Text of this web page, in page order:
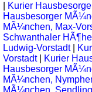
Kurier
Hausbesorger
MÃ¼nchen, Max-
Schwanthaler HÃ¶he
Ludwig-Vorstadt
Vorstadt
Kurier
Hausbesorger
MÃ¼nchen,
MÃ¼nchen, Sendling